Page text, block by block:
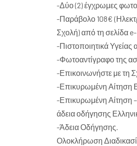
-Δύο (2) έγχρωμες
-Παράβολο 108€
Σχολή) από τη σελίδα
-Πιστοποιητικά
-Φωτοαντίγραφο της
-Επικοινωνήστε με τη
-Επικυρωμένη Αίτηση
-Επικυρωμένη Αίτηση
άδεια οδήγησης
-Άδεια Οδήγησης.
Ολοκλήρωση